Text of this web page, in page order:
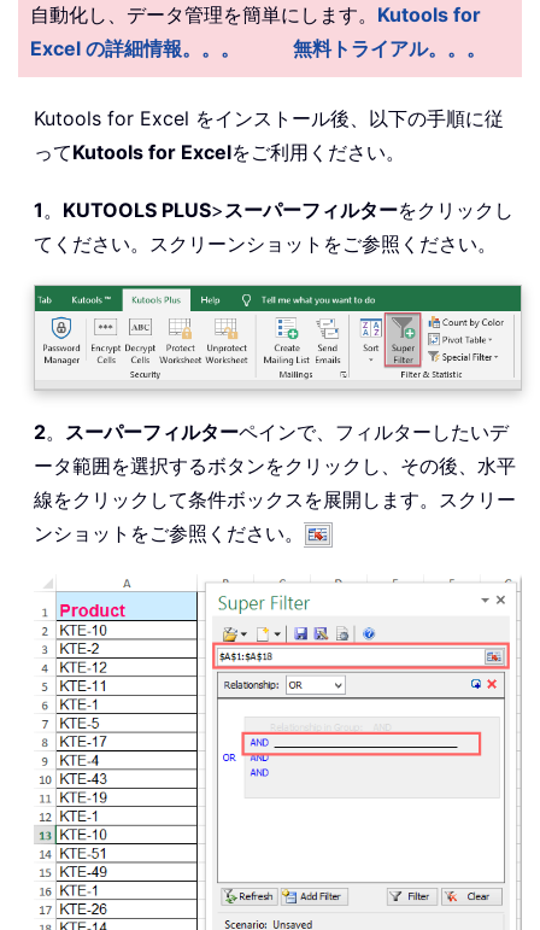
自動化し、データ管理を簡単にします。 Kutools for
Excel の詳細情報。。。
無料トライアル。。。
Kutools for Excel をインストール後、以下の手順に従
ってKutools for Excelをご利用ください。
1 。 KUTOOLS PLUS> スーパーフィルターをクリックし
てください。スクリーンショットをご参照ください。
2。 スーパーフィルターペインで、フィルターしたいデ
ータ範囲を選択するボタンをクリックし、その後、水平
線をクリックして条件ボックスを展開します。スクリー
ンショットをご参照ください。